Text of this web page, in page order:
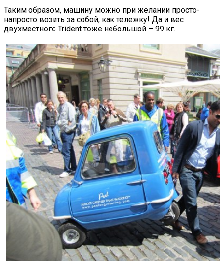
Таким образом, машину можно при желании просто-
напросто возить за собой, как тележку! Да и вес
двухместного Trident тоже небольшой – 99 кг.